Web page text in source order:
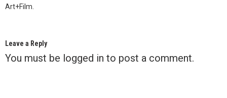
Art+Film.
Leave a Reply
You must be logged in to post a comment.